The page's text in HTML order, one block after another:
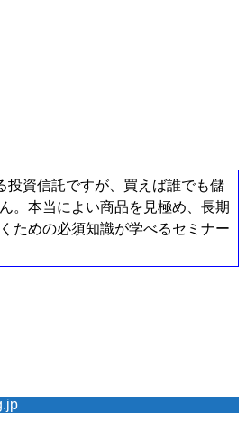
投資信託ですが、買えば誰でも儲
。本当によい商品を見極め、長期
ための必須知識が学べるセミナー